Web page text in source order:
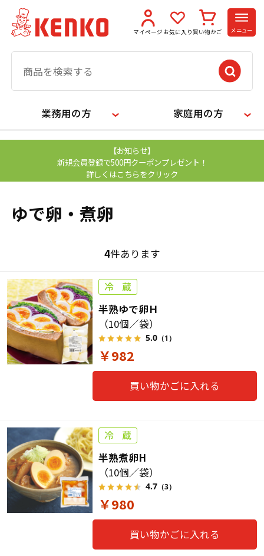
マイページ お気に入り 買い物かご メニュー
業務用の方 家庭用の方
【お知らせ】
新規会員登録で500円クーポンプレゼント！
詳しくはこちらをクリック
ゆで卵・煮卵
4件あります
半熟ゆで卵Ｈ
（10個／袋）
5.0（1）
￥982
買い物かごに入れる
半熟煮卵H
（10個／袋）
4.7（3）
￥980
買い物かごに入れる